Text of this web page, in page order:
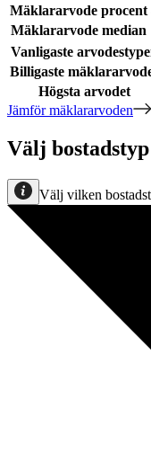
Mäklararvode procent
Mäklararvode median
Vanligaste
Billigaste
Högsta arvodet
Jämför mäklararvoden
Välj bostadstyp
Välj vilken